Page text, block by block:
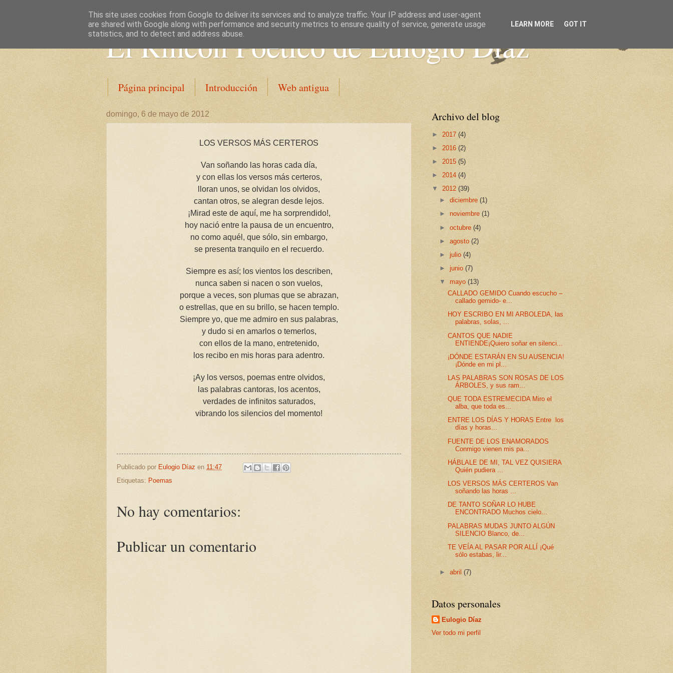
El Rincón Poético de Eulogio Díaz
Página principal Introducción Web antigua
domingo, 6 de mayo de 2012
LOS VERSOS MÁS CERTEROS
Van soñando las horas cada día,
y con ellas los versos más certeros,
lloran unos, se olvidan los olvidos,
cantan otros, se alegran desde lejos.
¡Mirad este de aquí, me ha sorprendido!,
hoy nació entre la pausa de un encuentro,
no como aquél, que sólo, sin embargo,
se presenta tranquilo en el recuerdo.
Siempre es así; los vientos los describen,
nunca saben si nacen o son vuelos,
porque a veces, son plumas que se abrazan,
o estrellas, que en su brillo, se hacen templo.
Siempre yo, que me admiro en sus palabras,
y dudo si en amarlos o temerlos,
con ellos de la mano, entretenido,
los recibo en mis horas para adentro.
¡Ay los versos, poemas entre olvidos,
las palabras cantoras, los acentos,
verdades de infinitos saturados,
vibrando los silencios del momento!
Publicado por Eulogio Díaz en 11:47
Etiquetas: Poemas
No hay comentarios:
Publicar un comentario
Archivo del blog
► 2017 (4)
► 2016 (2)
► 2015 (5)
► 2014 (4)
▼ 2012 (39)
►diciembre(1)
►noviembre(1)
►octubre(4)
►agosto(2)
► julio(4)
►junio(7)
▼mayo(13)
CALLADO GEMIDO Cuando escucho –
callado gemido- e...
HOY ESCRIBO EN MI ARBOLEDA, las
palabras, solas, ...
CANTOS QUE NADIE
ENTIENDE¡Quiero soñar en silenci...
¡DÓNDE ESTARÁN EN SU AUSENCIA!
¡Dónde en mi pl...
LAS PALABRAS SON ROSAS DE LOS
ÁRBOLES, y sus ram...
QUE TODA ESTREMECIDA Miro el
alba, que toda es...
ENTRE LOS DÍAS Y HORAS Entre los
días y horas...
FUENTE DE LOS ENAMORADOS
Conmigo vienen mis pa...
HÁBLALE DE MI, TAL VEZ QUISIERA
Quién pudiera ...
LOS VERSOS MÁS CERTEROS Van
soñando las horas ...
DE TANTO SOÑAR LO HUBE
ENCONTRADO Muchos cielo...
PALABRAS MUDAS JUNTO ALGÚN
SILENCIO Blanco, de...
TE VEÍA AL PASAR POR ALLÍ ¡Qué
sólo estabas, lir...
►abril(7)
Datos personales
Eulogio Díaz
Ver todo mi perfil
This site uses cookies from Google to deliver its services and to analyze traffic. Your IP address and user-agent
are shared with Google along with performance and security metrics to ensure quality of service, generate usage
statistics, and to detect and address abuse.
LEARN MORE GOT IT